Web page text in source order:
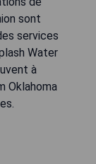
sont
services
Water
à
Oklahoma